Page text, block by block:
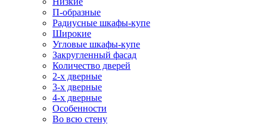
П-образные
Радиусные шкафы-купе
Широкие
Угловые шкафы-купе
Закругленный фасад
Количество дверей
2-х дверные
3-х дверные
4-х дверные
Особенности
Во всю стену